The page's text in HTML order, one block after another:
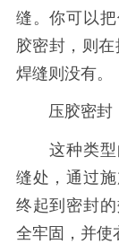
缝。你可以
胶密封，则
焊缝则没有。
压胶密封
这种类型
缝处，通过
终起到密封
全牢固，并使